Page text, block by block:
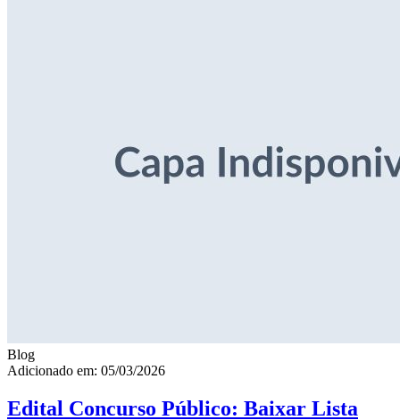
Blog
Adicionado em: 05/03/2026
Edital Concurso Público: Baixar Lista